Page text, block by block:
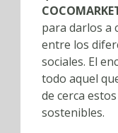
para darlos a
entre los
sociales. El
todo aquel
de cerca
sostenibles.